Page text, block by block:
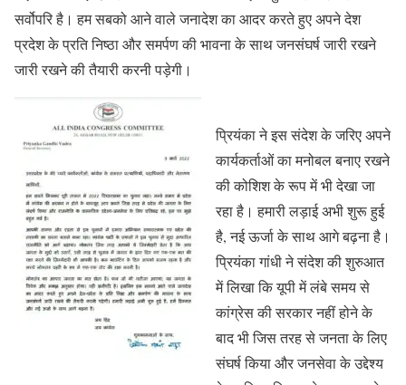
सर्वोपरि है। हम सबको आने वाले जनादेश का आदर करते हुए अपने देश
प्रदेश के प्रति निष्ठा और समर्पण की भावना के साथ जनसंघर्ष जारी रखने
जारी रखने की तैयारी करनी पड़ेगी।
प्रियंका ने इस संदेश के जरिए अपने
कार्यकर्ताओं का मनोबल बनाए रखने
की कोशिश के रूप में भी देखा जा
रहा है। हमारी लड़ाई अभी शुरू हुई
है, नई ऊर्जा के साथ आगे बढ़ना है।
प्रियंका गांधी ने संदेश की शुरुआत
में लिखा कि यूपी में लंबे समय से
कांग्रेस की सरकार नहीं होने के
बाद भी जिस तरह से जनता के लिए
संघर्ष किया और जनसेवा के उद्देश्य